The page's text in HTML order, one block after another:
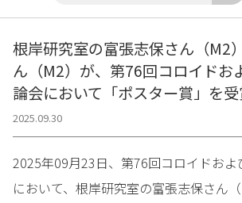
根岸研究室の富張志保さん（M2
ん（M2）が、第76回コロイドお
論会において「ポスター賞」を
2025.09.30
2025年09月23日、第76回コロイドお
において、根岸研究室の富張志保さん